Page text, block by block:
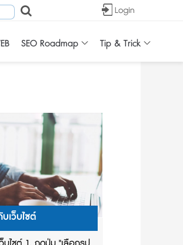
SEO Roadmap Tip & Trick
เว็บไซต์